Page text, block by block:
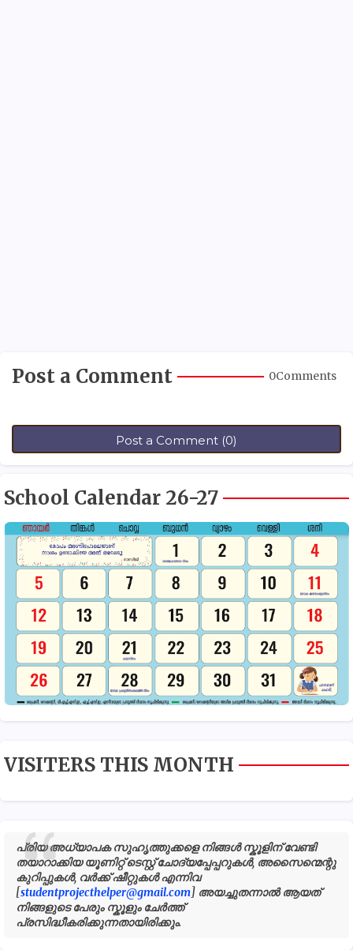
Post a Comment 0Comments
Post a Comment (0)
School Calendar 26-27
VISITERS THIS MONTH
പ്രിയ അധ്യാപക സുഹൃത്തുക്കളെ നിങ്ങൾ സ്കൂളിന് വേണ്ടി
തയാറാക്കിയ യൂണിറ്റ് ടെസ്റ്റ് ചോദ്യപ്പേപ്പറുകൾ, അസൈന്മെന്റു
കുറിപ്പുകൾ, വർക്ക് ഷീറ്റുകൾ എന്നിവ
[studentprojecthelper@gmail.com] അയച്ചുതന്നാൽ ആയത്
നിങ്ങളുടെ പേരും സ്കൂളും ചേർത്ത്
പ്രസിദ്ധീകരിക്കുന്നതായിരിക്കും.